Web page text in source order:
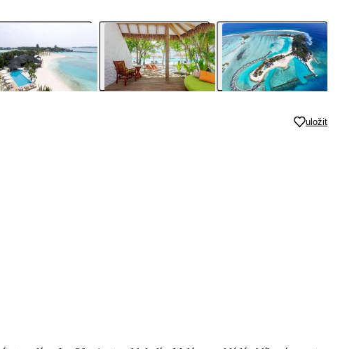
uložit